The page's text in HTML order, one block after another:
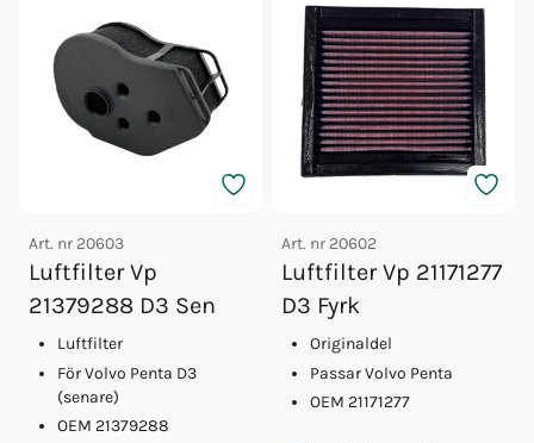
Art. nr 20603
Luftfilter Vp
21379288 D3 Sen
Luftfilter
För Volvo Penta D3
(senare)
OEM 21379288
Art. nr 20602
Luftfilter Vp 21171277
D3 Fyrk
Originaldel
Passar Volvo Penta
OEM 21171277